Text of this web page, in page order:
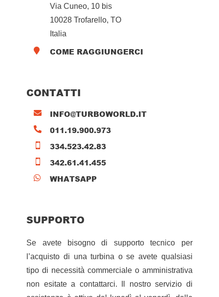
Via Cuneo, 10 bis
10028 Trofarello, TO
Italia
 COME RAGGIUNGERCI
CONTATTI
 INFO@TURBOWORLD.IT
 011.19.900.973
 334.523.42.83
 342.61.41.455
 WHATSAPP
SUPPORTO
Se avete bisogno di supporto tecnico per
l’acquisto di una turbina o se avete qualsiasi
tipo di necessità commerciale o amministrativa
non esitate a contattarci. Il nostro servizio di